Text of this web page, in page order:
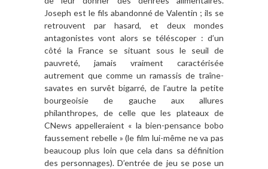
Joseph est le fils abandonné de Valentin ; ils se
retrouvent par hasard, et deux mondes
antagonistes vont alors se téléscoper : d’un
côté la France se situant sous le seuil de
pauvreté, jamais vraiment caractérisée
autrement que comme un ramassis de traîne-
savates en survêt bigarré, de l’autre la petite
bourgeoisie de gauche aux allures
philanthropes, de celle que les plateaux de
CNews appelleraient « la bien-pensance bobo
faussement rebelle » (le film lui-même ne va pas
beaucoup plus loin que cela dans sa définition
des personnages). D’entrée de jeu se pose un